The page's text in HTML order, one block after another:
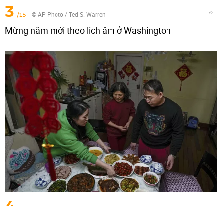
3 /15 © AP Photo / Ted S. Warren
Mừng năm mới theo lịch âm ở Washington